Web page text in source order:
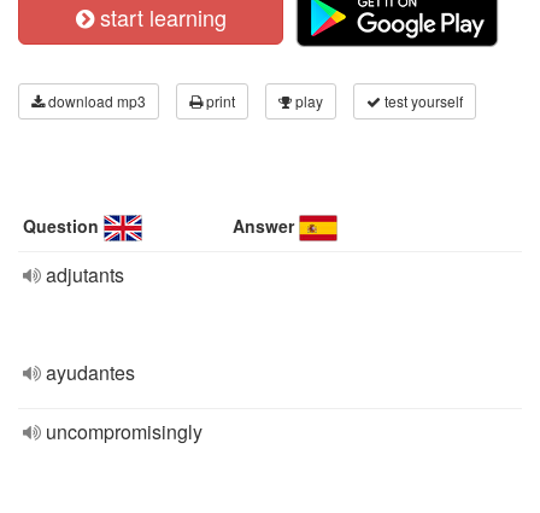
start learning
download mp3 print play test yourself
Question Answer
adjutants
ayudantes
uncompromisingly